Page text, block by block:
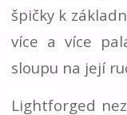
špičky k
více a více
sloupu na její
Lightforged